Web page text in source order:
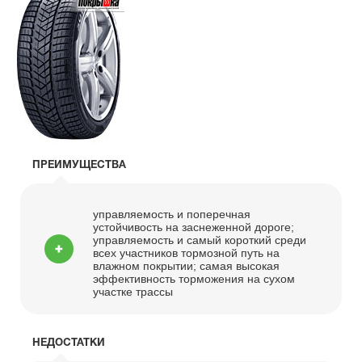
ПРЕИМУЩЕСТВА
управляемость и поперечная
устойчивость на заснеженной дороге;
управляемость и самый короткий среди
всех участников тормозной путь на
влажном покрытии; самая высокая
эффективность торможения на сухом
участке трассы
НЕДОСТАТКИ